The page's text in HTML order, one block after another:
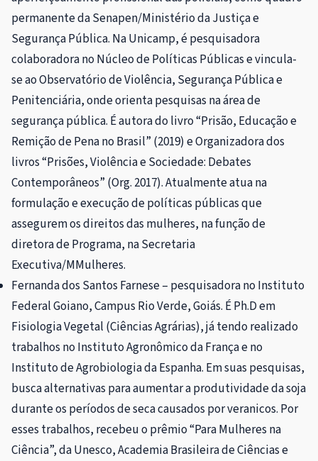
permanente da Senapen/Ministério da Justiça e
Segurança Pública. Na Unicamp, é pesquisadora
colaboradora no Núcleo de Políticas Públicas e vincula-
se ao Observatório de Violência, Segurança Pública e
Penitenciária, onde orienta pesquisas na área de
segurança pública. É autora do livro “Prisão, Educação e
Remição de Pena no Brasil” (2019) e Organizadora dos
livros “Prisões, Violência e Sociedade: Debates
Contemporâneos” (Org. 2017). Atualmente atua na
formulação e execução de políticas públicas que
assegurem os direitos das mulheres, na função de
diretora de Programa, na Secretaria
Executiva/MMulheres.
Fernanda dos Santos Farnese – pesquisadora no Instituto
Federal Goiano, Campus Rio Verde, Goiás. É Ph.D em
Fisiologia Vegetal (Ciências Agrárias), já tendo realizado
trabalhos no Instituto Agronômico da França e no
Instituto de Agrobiologia da Espanha. Em suas pesquisas,
busca alternativas para aumentar a produtividade da soja
durante os períodos de seca causados por veranicos. Por
esses trabalhos, recebeu o prêmio “Para Mulheres na
Ciência”, da Unesco, Academia Brasileira de Ciências e